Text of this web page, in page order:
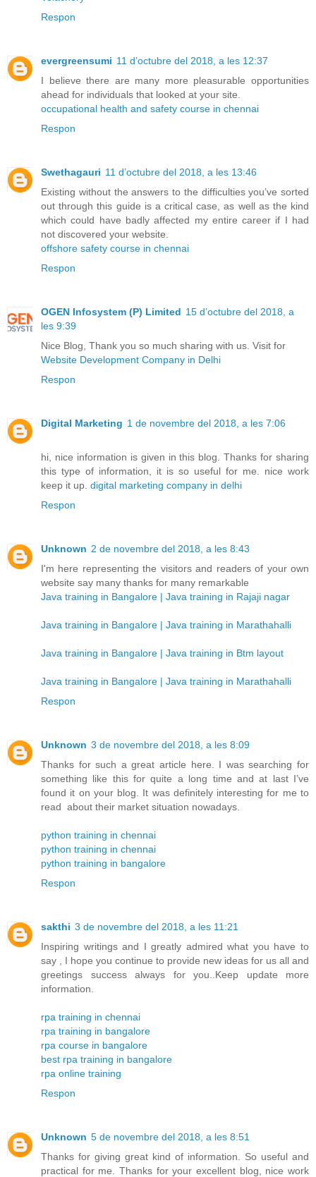
Respon
evergreensumi 11 d’octubre del 2018, a les 12:37
I believe there are many more pleasurable opportunities
ahead for individuals that looked at your site.
occupational health and safety course in chennai
Respon
Swethagauri 11 d’octubre del 2018, a les 13:46
Existing without the answers to the difficulties you’ve sorted
out through this guide is a critical case, as well as the kind
which could have badly affected my entire career if I had
not discovered your website.
offshore safety course in chennai
Respon
OGEN Infosystem (P) Limited 15 d’octubre del 2018, a
les 9:39
Nice Blog, Thank you so much sharing with us. Visit for
Website Development Company in Delhi
Respon
Digital Marketing 1 de novembre del 2018, a les 7:06
hi, nice information is given in this blog. Thanks for sharing
this type of information, it is so useful for me. nice work
keep it up. digital marketing company in delhi
Respon
Unknown 2 de novembre del 2018, a les 8:43
I'm here representing the visitors and readers of your own
website say many thanks for many remarkable
Java training in Bangalore | Java training in Rajaji nagar
Java training in Bangalore | Java training in Marathahalli
Java training in Bangalore | Java training in Btm layout
Java training in Bangalore | Java training in Marathahalli
Respon
Unknown 3 de novembre del 2018, a les 8:09
Thanks for such a great article here. I was searching for
something like this for quite a long time and at last I’ve
found it on your blog. It was definitely interesting for me to
read about their market situation nowadays.
python training in chennai
python training in chennai
python training in bangalore
Respon
sakthi 3 de novembre del 2018, a les 11:21
Inspiring writings and I greatly admired what you have to
say , I hope you continue to provide new ideas for us all and
greetings success always for you..Keep update more
information.
rpa training in chennai
rpa training in bangalore
rpa course in bangalore
best rpa training in bangalore
rpa online training
Respon
Unknown 5 de novembre del 2018, a les 8:51
Thanks for giving great kind of information. So useful and
practical for me. Thanks for your excellent blog, nice work